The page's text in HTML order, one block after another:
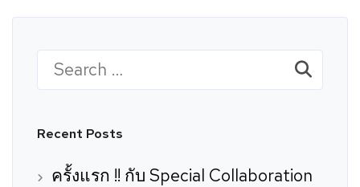
Search
for:
Recent Posts
ครั้งแรก !! กับ Special Collaboration